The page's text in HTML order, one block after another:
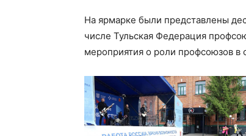
На ярмарке были представлены
числе Тульская Федерация
мероприятия о роли профсоюзов